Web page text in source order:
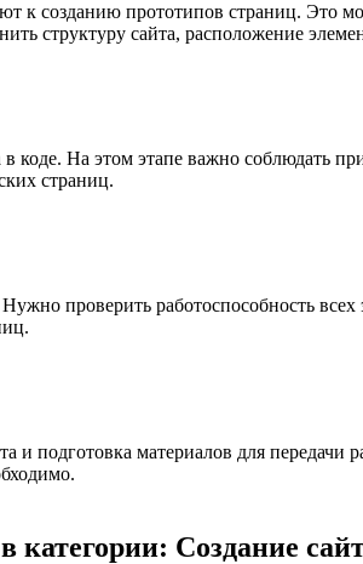
к созданию прототипов страниц. Это
структуру сайта, расположение
коде. На этом этапе важно соблюдать
страниц.
проверить работоспособность
и подготовка материалов для
категории: Создание